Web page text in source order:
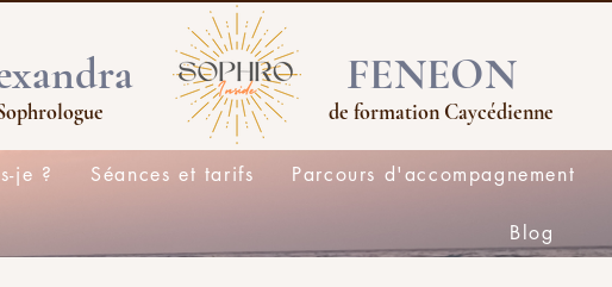
FENEON
de formation Caycédienne
je ? Séances et tarifs Parcours d'accompagnement
Blog